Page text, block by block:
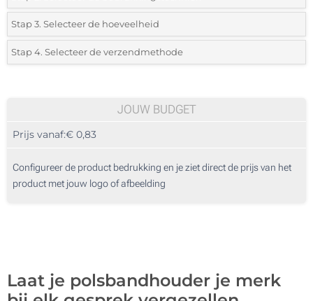
*Selecteer de bedrukking en kleuren van het logo:
1 Kleur (Aan een zijde)
Stap 3. Selecteer de hoeveelheid
*Selecteer uit de lijst of voeg het gewenste aantal in
200
1000
Stap 4. Selecteer de verzendmethode
JOUW BUDGET
Prijs vanaf:€ 0,83
Configureer de product bedrukking en je ziet direct de prijs van het
product met jouw logo of afbeelding
Laat je polsbandhouder je merk